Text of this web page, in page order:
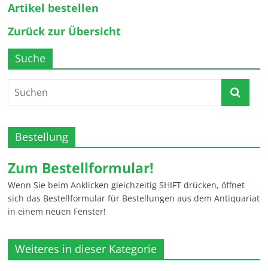
Artikel bestellen
Zurück zur Übersicht
Suche
Bestellung
Zum Bestellformular!
Wenn Sie beim Anklicken gleichzeitig SHIFT drücken, öffnet
sich das Bestellformular für Bestellungen aus dem Antiquariat
in einem neuen Fenster!
Weiteres in dieser Kategorie